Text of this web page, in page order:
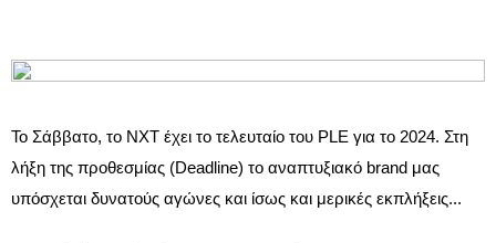
Το Σάββατο, το NXT έχει το τελευταίο του PLE για το 2024. Στη
λήξη της προθεσμίας (Deadline) το αναπτυξιακό brand μας
υπόσχεται δυνατούς αγώνες και ίσως και μερικές εκπλήξεις...